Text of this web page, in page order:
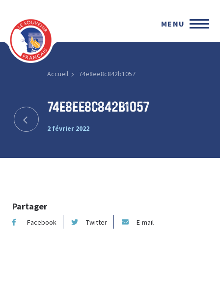
MENU
Accueil 74e8ee8c842b1057
74e8ee8c842b1057
2 février 2022
Partager
Facebook Twitter E-mail